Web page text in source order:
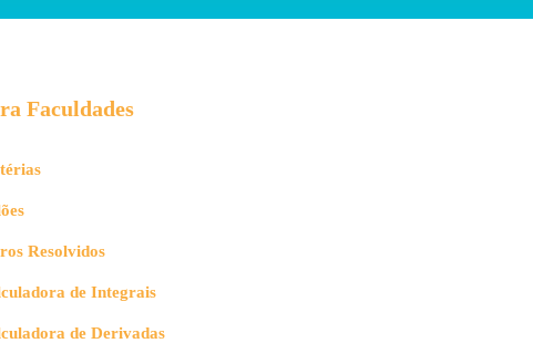
Faculdades
Resolvidos
de Integrais
de Derivadas